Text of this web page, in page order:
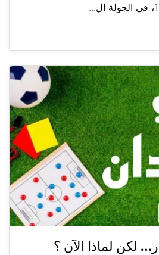
لكن لماذا الآن ؟